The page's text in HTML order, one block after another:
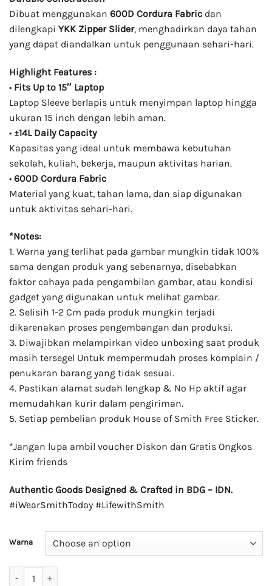
Dibuat menggunakan 600D Cordura Fabric dan
dilengkapi YKK Zipper Slider, menghadirkan daya tahan
yang dapat diandalkan untuk penggunaan sehari-hari.
Highlight Features :
• Fits Up to 15″ Laptop
Laptop Sleeve berlapis untuk menyimpan laptop hingga
ukuran 15 inch dengan lebih aman.
• ±14L Daily Capacity
Kapasitas yang ideal untuk membawa kebutuhan
sekolah, kuliah, bekerja, maupun aktivitas harian.
• 600D Cordura Fabric
Material yang kuat, tahan lama, dan siap digunakan
untuk aktivitas sehari-hari.
*Notes:
1. Warna yang terlihat pada gambar mungkin tidak 100%
sama dengan produk yang sebenarnya, disebabkan
faktor cahaya pada pengambilan gambar, atau kondisi
gadget yang digunakan untuk melihat gambar.
2. Selisih 1-2 Cm pada produk mungkin terjadi
dikarenakan proses pengembangan dan produksi.
3. Diwajibkan melampirkan video unboxing saat produk
masih tersegel Untuk mempermudah proses komplain /
penukaran barang yang tidak sesuai.
4. Pastikan alamat sudah lengkap & No Hp aktif agar
memudahkan kurir dalam pengiriman.
5. Setiap pembelian produk House of Smith Free Sticker.
*Jangan lupa ambil voucher Diskon dan Gratis Ongkos
Kirim friends
Authentic Goods Designed & Crafted in BDG – IDN.
#iWearSmithToday #LifewithSmith
Warna